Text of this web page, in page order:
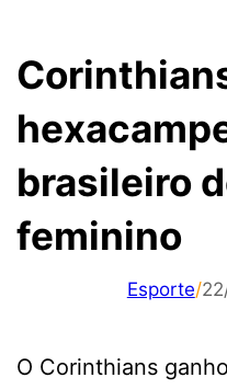
brasileiro
feminino
Esporte/
O Corinthians